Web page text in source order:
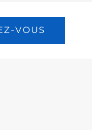
VOUS